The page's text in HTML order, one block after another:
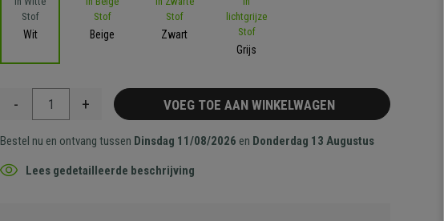
Wit Beige
Zwart
Grijs
- + VOEG TOE AAN WINKELWAGEN
Bestel nu en ontvang tussen Dinsdag 11/08/2026 en Donderdag 13 Augustus
Lees gedetailleerde beschrijving